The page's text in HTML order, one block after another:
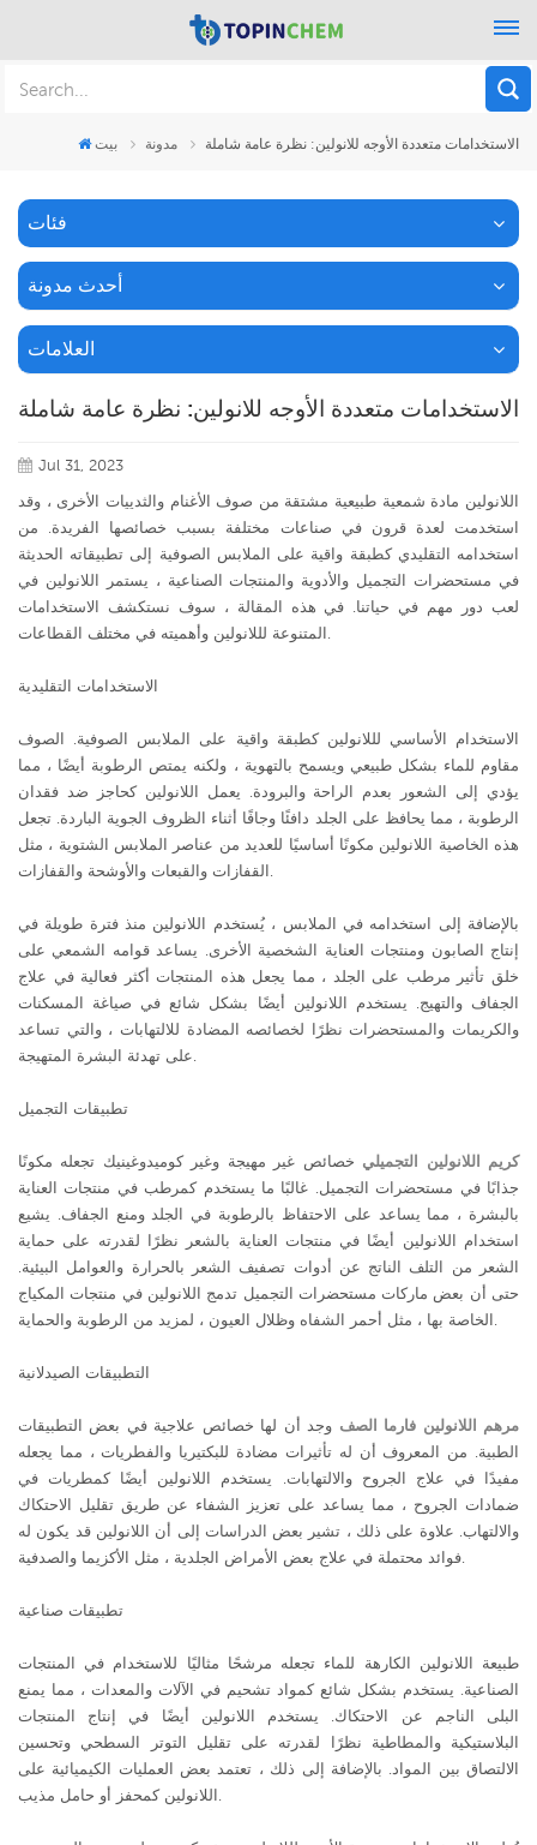
بيت مدونة الاستخدامات متعددة الأوجه للانولين: نظرة عامة شاملة
فئات
أحدث مدونة
العلامات
الاستخدامات متعددة الأوجه للانولين: نظرة عامة شاملة
Jul 31, 2023
اللانولين مادة شمعية طبيعية مشتقة من صوف الأغنام والثدييات الأخرى ، وقد
استخدمت لعدة قرون في صناعات مختلفة بسبب خصائصها الفريدة. من
استخدامه التقليدي كطبقة واقية على الملابس الصوفية إلى تطبيقاته الحديثة
في مستحضرات التجميل والأدوية والمنتجات الصناعية ، يستمر اللانولين في
لعب دور مهم في حياتنا. في هذه المقالة ، سوف نستكشف الاستخدامات
المتنوعة لللانولين وأهميته في مختلف القطاعات.
الاستخدامات التقليدية
الاستخدام الأساسي لللانولين كطبقة واقية على الملابس الصوفية. الصوف
مقاوم للماء بشكل طبيعي ويسمح بالتهوية ، ولكنه يمتص الرطوبة أيضًا ، مما
يؤدي إلى الشعور بعدم الراحة والبرودة. يعمل اللانولين كحاجز ضد فقدان
الرطوبة ، مما يحافظ على الجلد دافئًا وجافًا أثناء الظروف الجوية الباردة. تجعل
هذه الخاصية اللانولين مكونًا أساسيًا للعديد من عناصر الملابس الشتوية ، مثل
القفازات والقبعات والأوشحة والقفازات.
بالإضافة إلى استخدامه في الملابس ، يُستخدم اللانولين منذ فترة طويلة في
إنتاج الصابون ومنتجات العناية الشخصية الأخرى. يساعد قوامه الشمعي على
خلق تأثير مرطب على الجلد ، مما يجعل هذه المنتجات أكثر فعالية في علاج
الجفاف والتهيج. يستخدم اللانولين أيضًا بشكل شائع في صياغة المسكنات
والكريمات والمستحضرات نظرًا لخصائصه المضادة للالتهابات ، والتي تساعد
على تهدئة البشرة المتهيجة.
تطبيقات التجميل
كريم اللانولين التجميلي خصائص غير مهيجة وغير كوميدوغينيك تجعله مكونًا
جذابًا في مستحضرات التجميل. غالبًا ما يستخدم كمرطب في منتجات العناية
بالبشرة ، مما يساعد على الاحتفاظ بالرطوبة في الجلد ومنع الجفاف. يشيع
استخدام اللانولين أيضًا في منتجات العناية بالشعر نظرًا لقدرته على حماية
الشعر من التلف الناتج عن أدوات تصفيف الشعر بالحرارة والعوامل البيئية.
حتى أن بعض ماركات مستحضرات التجميل تدمج اللانولين في منتجات المكياج
الخاصة بها ، مثل أحمر الشفاه وظلال العيون ، لمزيد من الرطوبة والحماية.
التطبيقات الصيدلانية
مرهم اللانولين فارما الصف وجد أن لها خصائص علاجية في بعض التطبيقات
الطبية. من المعروف أن له تأثيرات مضادة للبكتيريا والفطريات ، مما يجعله
مفيدًا في علاج الجروح والالتهابات. يستخدم اللانولين أيضًا كمطريات في
ضمادات الجروح ، مما يساعد على تعزيز الشفاء عن طريق تقليل الاحتكاك
والالتهاب. علاوة على ذلك ، تشير بعض الدراسات إلى أن اللانولين قد يكون له
فوائد محتملة في علاج بعض الأمراض الجلدية ، مثل الأكزيما والصدفية.
تطبيقات صناعية
طبيعة اللانولين الكارهة للماء تجعله مرشحًا مثاليًا للاستخدام في المنتجات
الصناعية. يستخدم بشكل شائع كمواد تشحيم في الآلات والمعدات ، مما يمنع
البلى الناجم عن الاحتكاك. يستخدم اللانولين أيضًا في إنتاج المنتجات
البلاستيكية والمطاطية نظرًا لقدرته على تقليل التوتر السطحي وتحسين
الالتصاق بين المواد. بالإضافة إلى ذلك ، تعتمد بعض العمليات الكيميائية على
اللانولين كمحفز أو حامل مذيب.